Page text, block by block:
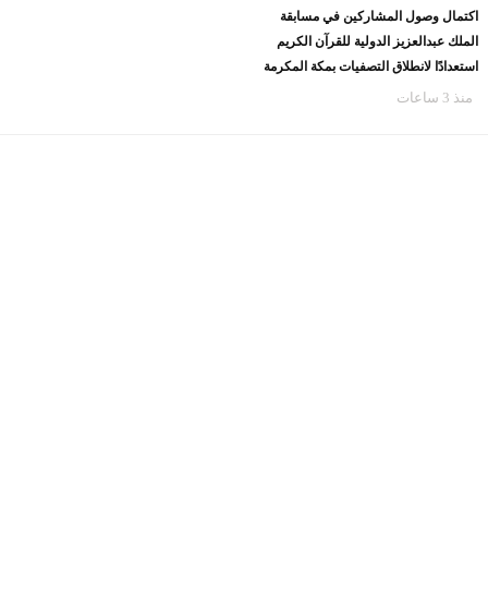
اكتمال وصول المشاركين في مسابقة
الملك عبدالعزيز الدولية للقرآن الكريم
استعدادًا لانطلاق التصفيات بمكة المكرمة
منذ 3 ساعات